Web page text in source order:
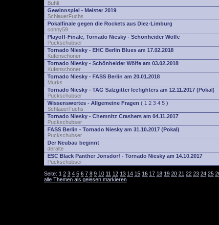
Buhli
Gewinnspiel - Meister 2019
SchlauerFuchs
Pokalfinale gegen die Rockets aus Diez-Limburg
conny59
Playoff-Finale, Tornado Niesky - Schönheider Wölfe
Puckschubser
Tornado Niesky - EHC Berlin Blues am 17.02.2018
Kufenschoner
Tornado Niesky - Schönheider Wölfe am 03.02.2018
Kufenschoner
Tornado Niesky - FASS Berlin am 20.01.2018
Murks
Tornado Niesky - TAG Salzgitter Icefighters am 12.11.2017 (Pokal)
Puckschubser
Wissenswertes - Allgemeine Fragen ( 1 2 3 4 5 )
SchlauerFuchs
Tornado Niesky - Chemnitz Crashers am 04.11.2017
Puckschubser
FASS Berlin - Tornado Niesky am 31.10.2017 (Pokal)
Puckschubser
Der Neubau beginnt
deralte
ESC Black Panther Jonsdorf - Tornado Niesky am 14.10.2017
Puckschubser
Seite: 1 2 3 4 5 6 7 8 9 10 11 12 13 14 15 16 17 18 19 20 21 22 23 24 25
alle Themen als gelesen markieren